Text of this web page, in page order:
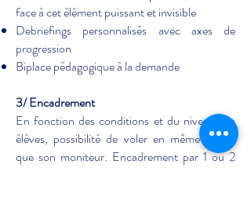
face à cet élément puissant et invisible
Debriefings personnalisés avec axes de
progression
Biplace pédagogique à la demande
3/ Encadrement
En fonction des conditions et du niveau des
élèves, possibilité de voler en même temps
que son moniteur. Encadrement par 1 ou 2